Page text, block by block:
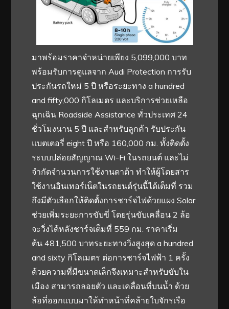
มาพร้อมราคาจำหน่ายเพียง 5,099,000 บาท
พร้อมรับการดูแลจาก Audi Protection การรับ
ประกันรถใหม่ 5 ปี หรือระยะทาง a hundred
and fifty,000 กิโลเมตร และบริการช่วยเหลือ
ฉุกเฉิน Roadside Assistance ทั่วประเทศ 24
ชั่วโมงนาน 5 ปี และสำหรับลูกค้า รับประกัน
แบตเตอรี่ eight ปี หรือ 160,000 กม. ทั้งติดตั้ง
ระบบปล่อยสัญญาณ Wi-Fi ในรถยนต์ และไม่
จำกัดจำนวนการใช้งานดาต้า ทำให้ผู้โดยสาร
ใช้งานอินเทอร์เน็ตในรถยนต์รุ่นนี้ได้เต็มที่ รวม
ถึงมีตัวเลือกให้ติดตั้งการชาร์จไฟด้วยแผง Solar
ช่วยเพิ่มระยะการขับขี่ โดยรุ่นขับเคลื่อน 2 ล้อ
จะวิ่งได้หลังชาร์จเต็มที่ 559 กม. ราคาเริ่ม
ต้น 481,500 บาทระยะทางวิ่งสูงสุด a hundred
and sixty กิโลเมตร ต่อการชาร์จไฟฟ้า 1 ครั้ง
ด้วยความที่มีขนาดเล็กจึงเหมาะสำหรับขับใน
เมือง สามารถลอยตัว และเคลื่อนที่บนน้ำ ด้วย
ล้อที่ออกแบบมาให้ทำหน้าที่คล้ายใบจักรเรือ